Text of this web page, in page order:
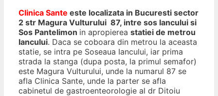
Clinica Sante este localizata in Bucuresti sector
2 str Magura Vulturului 87, intre sos Iancului si
Sos Pantelimon in apropierea statiei de metrou
Iancului. Daca se coboara din metrou la aceasta
statie, se intra pe Soseaua Iancului, iar prima
strada la stanga (dupa posta, la primul semafor)
este Magura Vulturului, unde la numarul 87 se
afla Clinica Sante, unde la parter se afla
cabinetul de gastroenteorologie al dr Ditoiu